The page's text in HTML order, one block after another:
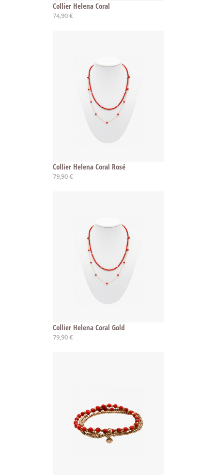
Collier Helena Coral
74,90 €
Collier Helena Coral Rosé
79,90 €
Collier Helena Coral Gold
79,90 €